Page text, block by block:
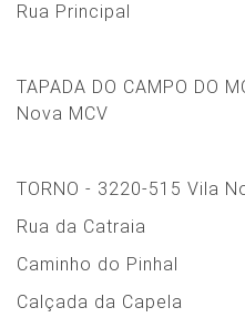
Rua Principal
TAPADA DO CAMPO DO
Nova MCV
TORNO - 3220-515 Vila
Rua da Catraia
Caminho do Pinhal
Calçada da Capela